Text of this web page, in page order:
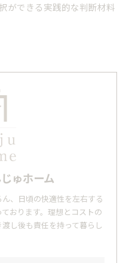
ができる実践的な判断材料
ゅホーム
、日頃の快適性を左右する
おります。理想とコストの
し後も責任を持って暮らし